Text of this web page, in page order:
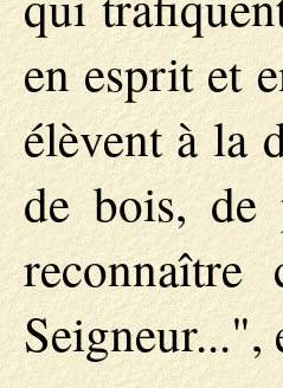
en esprit et
élèvent à la
de bois, de
Seigneur...",